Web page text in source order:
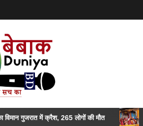
में क्रैश, 265 लोगों की मौत